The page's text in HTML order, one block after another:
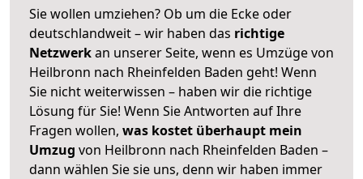
Sie wollen umziehen? Ob um die Ecke oder
deutschlandweit – wir haben das richtige
Netzwerkan unserer Seite, wenn es Umzüge von
Heilbronn nach Rheinfelden Baden geht! Wenn
Sie nicht weiterwissen – haben wir die richtige
Lösung für Sie! Wenn Sie Antworten auf Ihre
Fragen wollen, was kostet überhaupt mein
Umzug von Heilbronn nach Rheinfelden Baden –
dann wählen Sie sie uns, denn wir haben immer